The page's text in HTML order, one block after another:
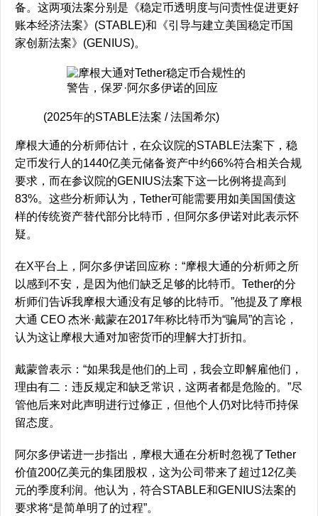
备。这两项法案分别是《稳定币透明度与问责性促进更好
账本经济法案》(STABLE)和《引导与建立美国稳定币国
家创新法案》(GENIUS)。
(2025年的STABLE法案 / 法国希尔)
摩根大通的分析师估计，在众议院的STABLE法案下，稳
定币发行人的1440亿美元储备资产中约66%符合相关合规
要求，而在参议院的GENIUS法案下这一比例将提高到
83%。这些分析师认为，Tether可能需要用如美国国债这
样的传统资产替代部分比特币，但阿尔多伊诺对此表示怀
疑。
在X平台上，阿尔多伊诺回应称：“摩根大通的分析师之所
以感到不安，是因为他们缺乏足够的比特币。Tether的分
析师们告诉我摩根大通没有足够的比特币。”他提及了摩根
大通 CEO 杰米·戴蒙在2017年称比特币为“骗局”的言论，
认为这让摩根大通对加密货币的理解大打折扣。
戴蒙曾表示：“如果我是他们的上司，我会立即解雇他们，
理由有二：违反规定和缺乏常识，这两者都是危险的。”尽
管他后来对此声明进行过修正，但他个人仍对比特币持保
留态度。
阿尔多伊诺进一步指出，摩根大通在分析时忽视了Tether
价值200亿美元的集团股权，这为公司带来了超过12亿美
元的季度利润。他认为，符合STABLE和GENIUS法案的
要求将“是简单明了的过程”。